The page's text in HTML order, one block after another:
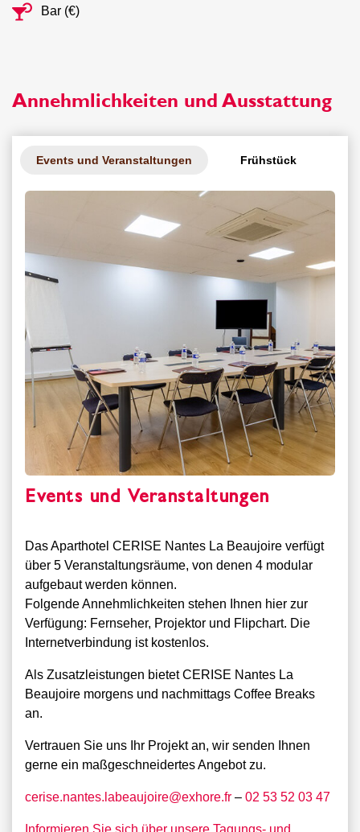
Bar (€)
Annehmlichkeiten und Ausstattung
Events und Veranstaltungen Frühstück
Events und Veranstaltungen
Das Aparthotel CERISE Nantes La Beaujoire verfügt
über 5 Veranstaltungsräume, von denen 4 modular
aufgebaut werden können.
Folgende Annehmlichkeiten stehen Ihnen hier zur
Verfügung: Fernseher, Projektor und Flipchart. Die
Internetverbindung ist kostenlos.
Als Zusatzleistungen bietet CERISE Nantes La
Beaujoire morgens und nachmittags Coffee Breaks
an.
Vertrauen Sie uns Ihr Projekt an, wir senden Ihnen
gerne ein maßgeschneidertes Angebot zu.
cerise.nantes.labeaujoire@exhore.fr – 02 53 52 03 47
Informieren Sie sich über unsere Tagungs- und